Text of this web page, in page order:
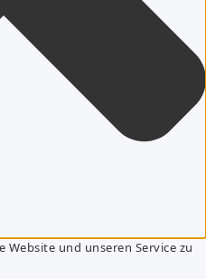
Website und unseren Service zu